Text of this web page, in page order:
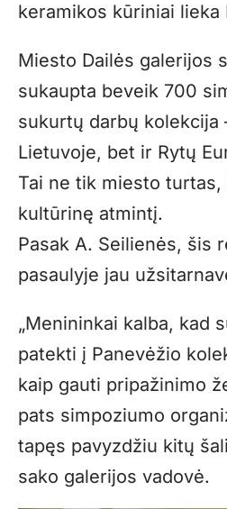
keramikos kūriniai lieka
Miesto Dailės galerijos
sukaupta beveik 700
sukurtų darbų kolekcija
Lietuvoje, bet ir Rytų
Tai ne tik miesto
kultūrinę atmintį.
Pasak A. Seilienės, šis
pasaulyje jau
„Menininkai kalba, kad
patekti į Panevėžio
kaip gauti pripažinimo
pats simpoziumo
tapęs pavyzdžiu kitų
sako galerijos vadovė.